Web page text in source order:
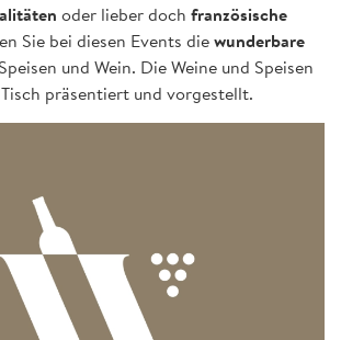
oder lieber doch französische
Sie bei diesen Events diewunderbare
und Wein. Die Weine und Speisen
präsentiert und vorgestellt.